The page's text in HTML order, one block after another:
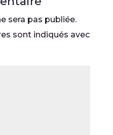
sera pas publiée.
sont indiqués avec